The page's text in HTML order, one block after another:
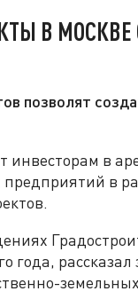
В МОСКВЕ
позволят
инвесторам в
в
года,